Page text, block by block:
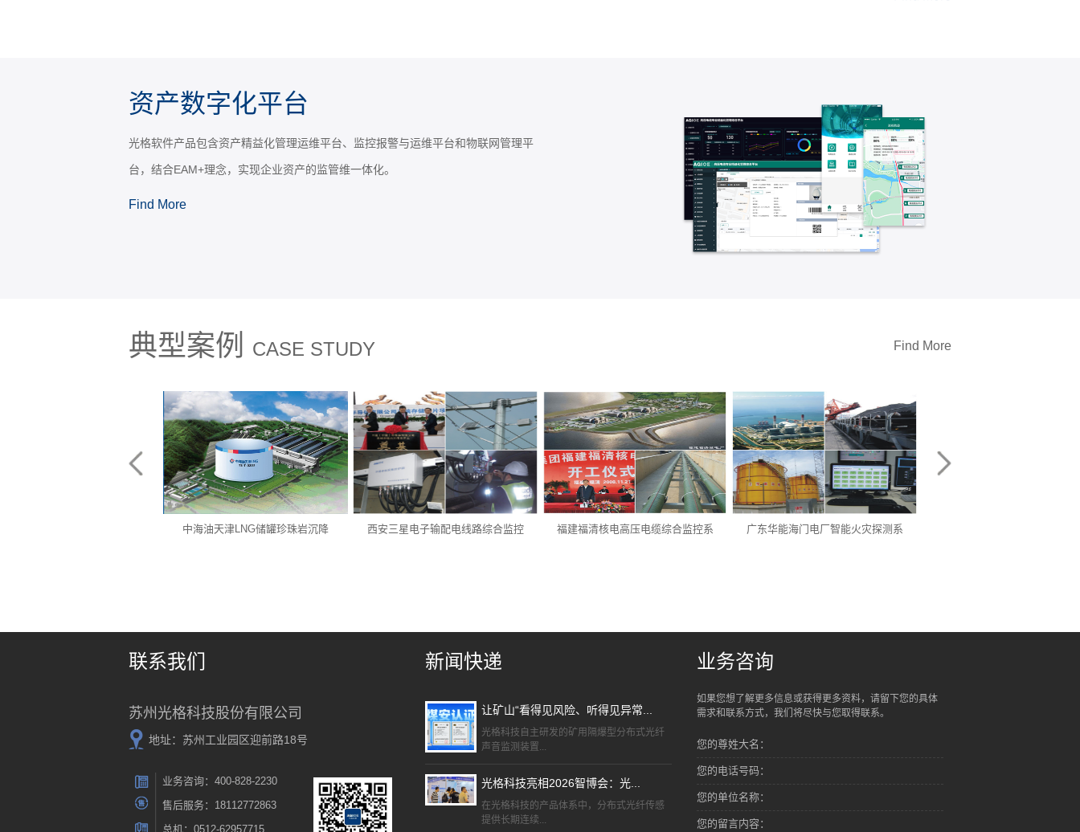
光纤传感
光格科技深耕光纤传感十余年，全自主研发了基于拉曼散射、瑞利散射、布里渊散
射等多种核心技术的光纤传感产品，是分布式光纤传感领域的开拓者和领导者。产
品获国家权威机构认证，其中AT800分布式光纤温度传感产品实现了进口替代，获
Find More
典型案例 CASE STUDY
中海油天津LNG储罐珍珠岩沉降 西安三星电子输配电线路综合监控 福建福清核电高压电缆综合监控系 广东华能海门电厂智能火灾探测系
联系我们
苏州光格科技股份有限公司
地址：苏州工业园区迎前路18号
业务咨询：400-828-2230
售后服务：18112772863
总机：0512-62957715
新闻快递
让矿山“看得见风险、听得见异常...
光格科技自主研发的矿用隔爆型分布式光纤
声音监测装置...
光格科技亮相2026智博会：光...
在光格科技的产品体系中，分布式光纤传感
提供长期连续...
业务咨询
如果您想了解更多信息或获得更多资料，请留下您的具体
需求和联系方式，我们将尽快与您取得联系。
您的尊姓大名：
您的电话号码：
您的单位名称：
您的留言内容：